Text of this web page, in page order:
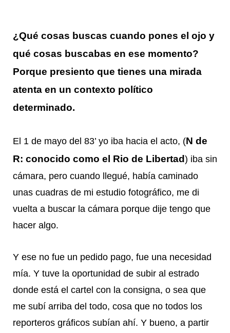
¿Qué cosas buscas cuando pones el ojo y
qué cosas buscabas en ese momento?
Porque presiento que tienes una mirada
atenta en un contexto político
determinado.
El 1 de mayo del 83’ yo iba hacia el acto, (N de
R: conocido como el Rio de Libertad) iba sin
cámara, pero cuando llegué, había caminado
unas cuadras de mi estudio fotográfico, me di
vuelta a buscar la cámara porque dije tengo que
hacer algo.
Y ese no fue un pedido pago, fue una necesidad
mía. Y tuve la oportunidad de subir al estrado
donde está el cartel con la consigna, o sea que
me subí arriba del todo, cosa que no todos los
reporteros gráficos subían ahí. Y bueno, a partir